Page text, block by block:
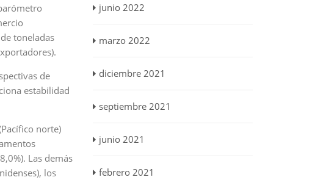
toneladas
de
estabilidad
norte)
Las demás
los
junio 2022
marzo 2022
diciembre 2021
septiembre 2021
junio 2021
febrero 2021